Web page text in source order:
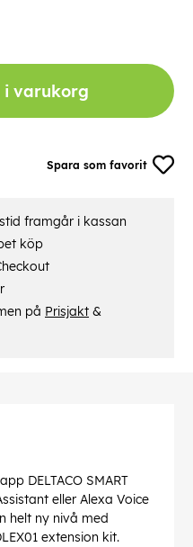
Spara som favorit
i varukorg
framgår i kassan
köp
på Prisjakt &
DELTACO SMART
eller Alexa Voice
helt ny nivå med
extension kit.